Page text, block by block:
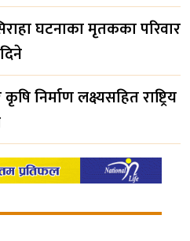
घटनाका मृतकका परिवार
निर्माण लक्ष्यसहित राष्ट्रिय